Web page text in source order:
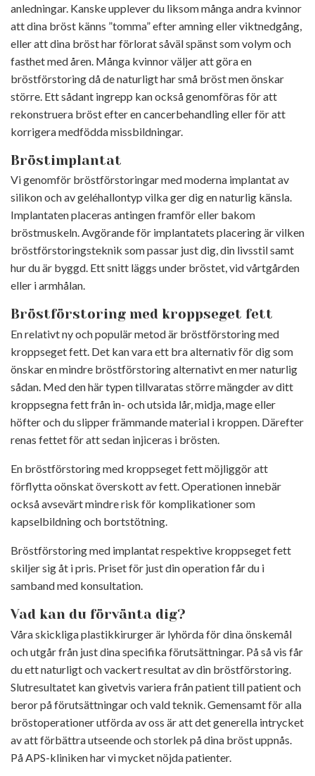
anledningar. Kanske upplever du liksom många andra kvinnor
att dina bröst känns ”tomma” efter amning eller viktnedgång,
eller att dina bröst har förlorat såväl spänst som volym och
fasthet med åren. Många kvinnor väljer att göra en
bröstförstoring då de naturligt har små bröst men önskar
större. Ett sådant ingrepp kan också genomföras för att
rekonstruera bröst efter en cancerbehandling eller för att
korrigera medfödda missbildningar.
Bröstimplantat
Vi genomför bröstförstoringar med moderna implantat av
silikon och av geléhallontyp vilka ger dig en naturlig känsla.
Implantaten placeras antingen framför eller bakom
bröstmuskeln. Avgörande för implantatets placering är vilken
bröstförstoringsteknik som passar just dig, din livsstil samt
hur du är byggd. Ett snitt läggs under bröstet, vid vårtgården
eller i armhålan.
Bröstförstoring med kroppseget fett
En relativt ny och populär metod är bröstförstoring med
kroppseget fett. Det kan vara ett bra alternativ för dig som
önskar en mindre bröstförstoring alternativt en mer naturlig
sådan. Med den här typen tillvaratas större mängder av ditt
kroppsegna fett från in- och utsida lår, midja, mage eller
höfter och du slipper främmande material i kroppen. Därefter
renas fettet för att sedan injiceras i brösten.
En bröstförstoring med kroppseget fett möjliggör att
förflytta oönskat överskott av fett. Operationen innebär
också avsevärt mindre risk för komplikationer som
kapselbildning och bortstötning.
Bröstförstoring med implantat respektive kroppseget fett
skiljer sig åt i pris. Priset för just din operation får du i
samband med konsultation.
Vad kan du förvänta dig?
Våra skickliga plastikkirurger är lyhörda för dina önskemål
och utgår från just dina specifika förutsättningar. På så vis får
du ett naturligt och vackert resultat av din bröstförstoring.
Slutresultatet kan givetvis variera från patient till patient och
beror på förutsättningar och vald teknik. Gemensamt för alla
bröstoperationer utförda av oss är att det generella intrycket
av att förbättra utseende och storlek på dina bröst uppnås.
På APS-kliniken har vi mycket nöjda patienter.